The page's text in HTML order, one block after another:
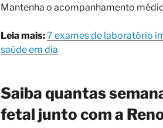
Mantenha o acompanhamento
Leia mais:7 exames de laboratório
saúde em dia
Saiba quantas
fetal junto com a